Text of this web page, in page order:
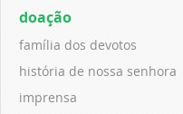
doação
família dos devotos
história de nossa senhora
imprensa